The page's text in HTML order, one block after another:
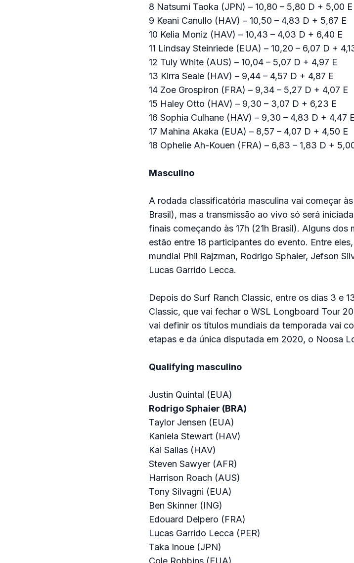
8 Natsumi Taoka (JPN) – 10,80 – 5,80 D + 5,00 E
9 Keani Canullo (HAV) – 10,50 – 4,83 D + 5,67 E
10 Kelia Moniz (HAV) – 10,43 – 4,03 D + 6,40 E
11 Lindsay Steinriede (EUA) – 10,20 – 6,07 D +
12 Tuly White (AUS) – 10,04 – 5,07 D + 4,97 E
13 Kirra Seale (HAV) – 9,44 – 4,57 D + 4,87 E
14 Zoe Grospiron (FRA) – 9,34 – 5,27 D + 4,07 E
15 Haley Otto (HAV) – 9,30 – 3,07 D + 6,23 E
16 Sophia Culhane (HAV) – 9,30 – 4,83 D + 4,47 E
17 Mahina Akaka (EUA) – 8,57 – 4,07 D + 4,50 E
18 Ophelie Ah-Kouen (FRA) – 6,83 – 1,83 D +
Masculino
A rodada classificatória masculina vai começar
Brasil), mas a transmissão ao vivo só será
finais começando às 17h (21h Brasil). Alguns
estão entre 18 participantes do evento. Entre
mundial Phil Rajzman, Rodrigo Sphaier, Jefson
Lucas Garrido Lecca.
Depois do Surf Ranch Classic, entre os dias 3 e
Classic, que vai fechar o WSL Longboard Tour
vai definir os títulos mundiais da temporada vai
etapas e da única disputada em 2020, o Noosa
Qualifying masculino
Justin Quintal (EUA)
Rodrigo Sphaier (BRA)
Taylor Jensen (EUA)
Kaniela Stewart (HAV)
Kai Sallas (HAV)
Steven Sawyer (AFR)
Harrison Roach (AUS)
Tony Silvagni (EUA)
Ben Skinner (ING)
Edouard Delpero (FRA)
Lucas Garrido Lecca (PER)
Taka Inoue (JPN)
Cole Robbins (EUA)